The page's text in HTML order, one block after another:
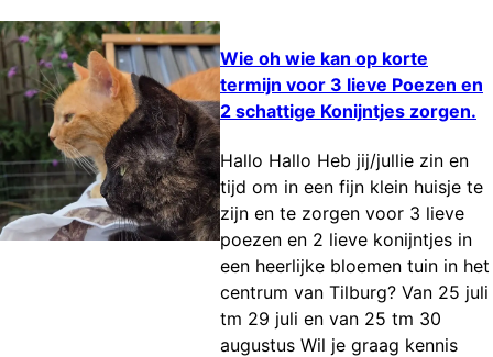
Wie oh wie kan op korte
termijn voor 3 lieve Poezen en
2 schattige Konijntjes zorgen.
Hallo Hallo Heb jij/jullie zin en
tijd om in een fijn klein huisje te
zijn en te zorgen voor 3 lieve
poezen en 2 lieve konijntjes in
een heerlijke bloemen tuin in het
centrum van Tilburg? Van 25 juli
tm 29 juli en van 25 tm 30
augustus Wil je graag kennis